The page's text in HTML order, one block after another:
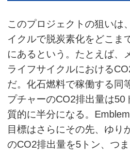
このプロジェクトの狙いは
イクルで脱炭素化をどこま
にあるという。たとえば、
ライフサイクルにおける
だ。化石燃料で稼働する同
プチャーのCO2排出量は50
質的に半分になる。
目標はさらにその先、ゆり
のCO2排出量を5トン、つ